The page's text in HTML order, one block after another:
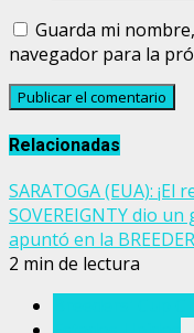
Guarda mi
navegador para la
Relacionadas
SARATOGA (EUA):
SOVEREIGNTY dio un
apuntó en la
2 min de lectura